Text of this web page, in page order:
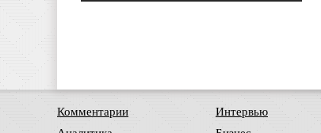
Комментарии
Интервью